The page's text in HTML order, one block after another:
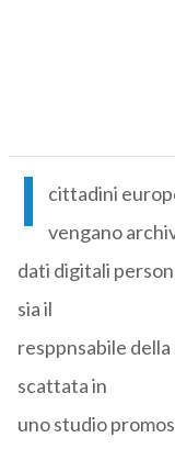
I
cittadini
vengano
dati digitali
sia il
resppnsabile
scattata in
uno studio